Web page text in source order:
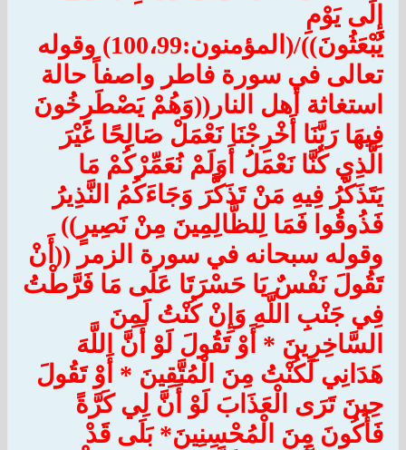
إِلَى يَوْمِ
يُبْعَثُونَ))/(المؤمنون:100،99) وقوله
تعالى في سورة فاطر واصفاً حالة
استغاثة أهل النار((وَهُمْ يَصْطَرِخُونَ
فِيهَا رَبَّنَا أَخْرِجْنَا نَعْمَلْ صَالِحًا غَيْرَ
الَّذِي كُنَّا نَعْمَلُ أَوَلَمْ نُعَمِّرْكُمْ مَا
يَتَذَكَّرُ فِيهِ مَنْ تَذَكَّرَ وَجَاءَكُمُ النَّذِيرُ
فَذُوقُوا فَمَا لِلظَّالِمِينَ مِنْ نَصِيرٍ))
وقوله سبحانه في سورة الزمر ((أَنْ
تَقُولَ نَفْسٌ يَا حَسْرَتَا عَلَى مَا فَرَّطْتُ
فِي جَنْبِ اللَّهِ وَإِنْ كُنْتُ لَمِنَ
السَّاخِرِينَ * أَوْ تَقُولَ لَوْ أَنَّ اللَّهَ
هَدَانِي لَكُنْتُ مِنَ الْمُتَّقِينَ * أَوْ تَقُولَ
حِينَ تَرَى الْعَذَابَ لَوْ أَنَّ لِي كَرَّةً
فَأَكُونَ مِنَ الْمُحْسِنِينَ* بَلَى قَدْ